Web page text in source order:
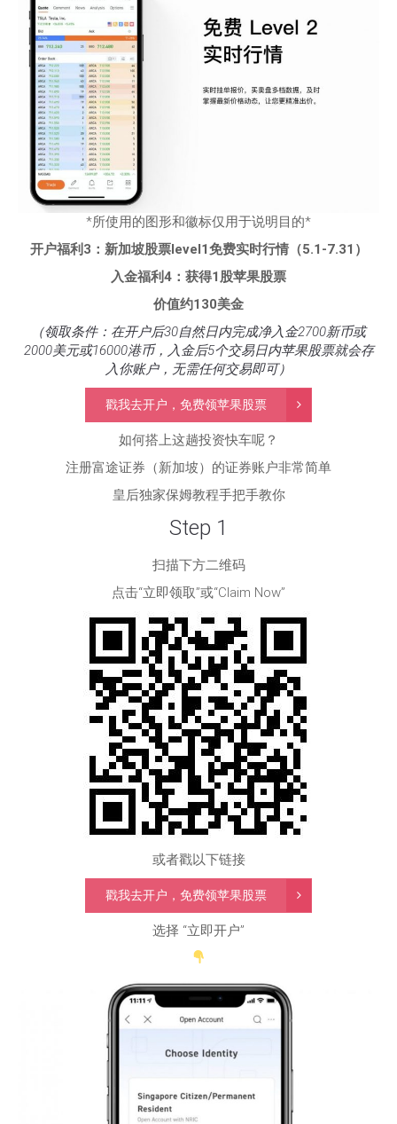
*所使用的图形和徽标仅用于说明目的*
开户福利3：新加坡股票level1免费实时行情（5.1-7.31）
入金福利4：获得1股苹果股票
价值约130美金
（领取条件：在开户后30自然日内完成净入金2700新币或
2000美元或16000港币，入金后5个交易日内苹果股票就会存
入你账户，无需任何交易即可）
戳我去开户，免费领苹果股票
如何搭上这趟投资快车呢？
注册富途证券（新加坡）的证券账户非常简单
皇后独家保姆教程手把手教你
Step 1
扫描下方二维码
点击“立即领取”或“Claim Now”
或者戳以下链接
戳我去开户，免费领苹果股票
选择 “立即开户”